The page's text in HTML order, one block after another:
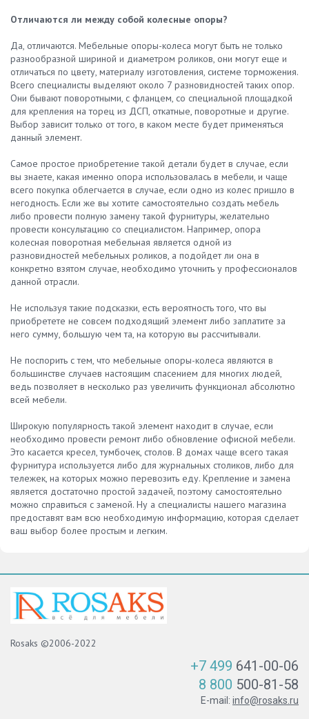
Отличаются ли между собой колесные опоры?
Да, отличаются. Мебельные опоры-колеса могут быть не только
разнообразной шириной и диаметром роликов, они могут еще и
отличаться по цвету, материалу изготовления, системе торможения.
Всего специалисты выделяют около 7 разновидностей таких опор.
Они бывают поворотными, с фланцем, со специальной площадкой
для крепления на торец из ДСП, откатные, поворотные и другие.
Выбор зависит только от того, в каком месте будет применяться
данный элемент.
Самое простое приобретение такой детали будет в случае, если
вы знаете, какая именно опора использовалась в мебели, и чаще
всего покупка облегчается в случае, если одно из колес пришло в
негодность. Если же вы хотите самостоятельно создать мебель
либо провести полную замену такой фурнитуры, желательно
провести консультацию со специалистом. Например, опора
колесная поворотная мебельная является одной из
разновидностей мебельных роликов, а подойдет ли она в
конкретно взятом случае, необходимо уточнить у профессионалов
данной отрасли.
Не используя такие подсказки, есть вероятность того, что вы
приобретете не совсем подходящий элемент либо заплатите за
него сумму, большую чем та, на которую вы рассчитывали.
Не поспорить с тем, что мебельные опоры-колеса являются в
большинстве случаев настоящим спасением для многих людей,
ведь позволяет в несколько раз увеличить функционал абсолютно
всей мебели.
Широкую популярность такой элемент находит в случае, если
необходимо провести ремонт либо обновление офисной мебели.
Это касается кресел, тумбочек, столов. В домах чаще всего такая
фурнитура используется либо для журнальных столиков, либо для
тележек, на которых можно перевозить еду. Крепление и замена
является достаточно простой задачей, поэтому самостоятельно
можно справиться с заменой. Ну а специалисты нашего магазина
предоставят вам всю необходимую информацию, которая сделает
ваш выбор более простым и легким.
Rosaks ©2006-2022
+7 499 641-00-06
8 800 500-81-58
E-mail: info@rosaks.ru